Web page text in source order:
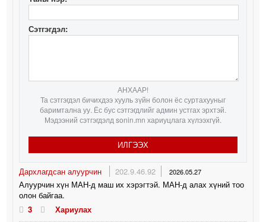
Сэтгэгдэл:
АНХААР!
Та сэтгэгдэл бичихдээ хууль зүйн болон ёс суртахууныг
баримтална уу. Ёс бус сэтгэгдлийг админ устгах эрхтэй.
Мэдээний сэтгэгдэлд sonin.mn хариуцлага хүлээхгүй.
ИЛГЭЭХ
Дархлагдсан алуурчин 202.9.46.92 2026.05.27
Алуурчин хүн МАН-д маш их хэрэгтэй. МАН-д алах хүний тоо
олон байгаа.
3
Хариулах